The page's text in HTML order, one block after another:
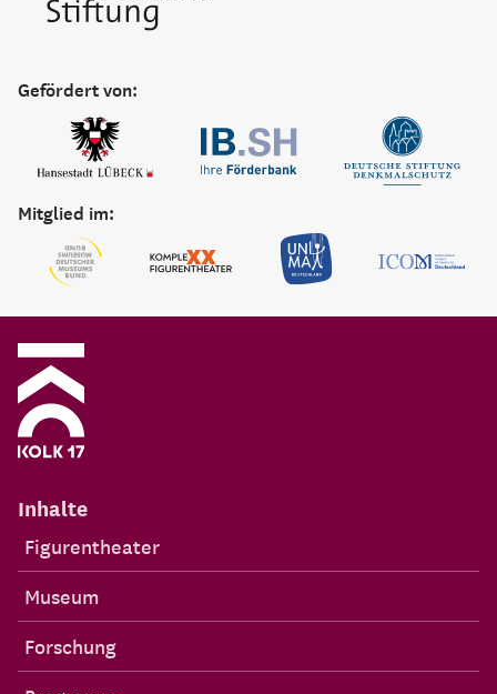
Gefördert von:
Mitglied im:
Inhalte
Figurentheater
Museum
Forschung